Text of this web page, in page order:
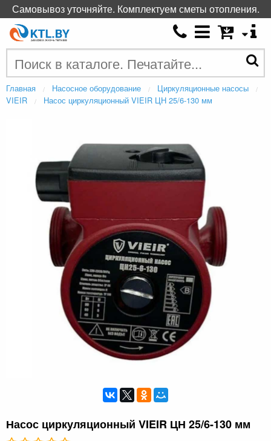
Главная Насосное оборудование
Циркуляционные насосы
VIEIR
Насос циркуляционный VIEIR ЦН 25/6-130 мм
Насос циркуляционный VIEIR ЦН 25/6-130 мм
Самовывоз уточняйте. Комплектуем сметы отопления.